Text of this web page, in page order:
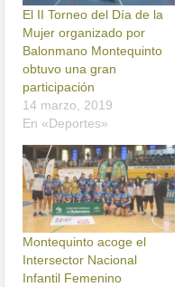
El II Torneo del Día de la
Mujer organizado por
Balonmano Montequinto
obtuvo una gran
participación
14 marzo, 2019
En «Deportes»
Montequinto acoge el
Intersector Nacional
Infantil Femenino